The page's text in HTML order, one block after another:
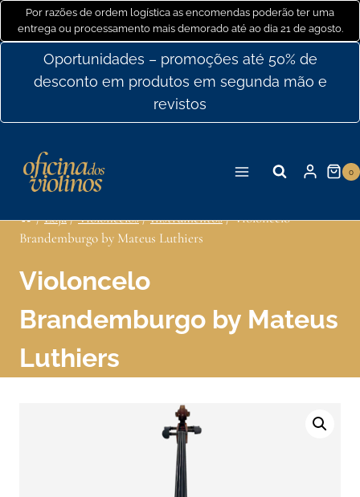
para
conteúdo
Por razões de ordem logística as encomendas poderão ter uma
entrega ou processamento mais demorado até ao dia 21 de agosto.
Oportunidades – promoções até 50% de
desconto em produtos em segunda mão e
revistos
0
/Loja/Violoncelos/Instrumentos/Violoncelo
Brandemburgo by Mateus Luthiers
Violoncelo
Brandemburgo by Mateus
Luthiers